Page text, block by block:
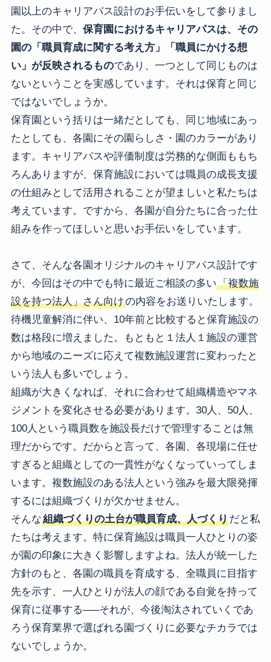
園以上のキャリアパス設計のお手伝いをして参りまし
た。その中で、 保育園におけるキャリアパスは、その
園の「職員育成に関する考え方」「職員にかける想
い」が反映されるものであり、一つとして同じものは
ないということを実感しています。それは保育と同じ
ではないでしょうか。
保育園という括りは一緒だとしても、同じ地域にあっ
たとしても、各園にその園らしさ・園のカラーがあり
ます。キャリアパスや評価制度は労務的な側面ももち
ろんありますが、保育施設においては職員の成長支援
の仕組みとして活用されることが望ましいと私たちは
考えています。ですから、各園が自分たちに合った仕
組みを作ってほしいと思いお手伝いをしています。
さて、そんな各園オリジナルのキャリアパス設計です
が、今回はその中でも特に最近ご相談の多い「複数施
設を持つ法人」さん向けの内容をお送りいたします。
待機児童解消に伴い、10年前と比較すると保育施設の
数は格段に増えました。もともと１法人１施設の運営
から地域のニーズに応えて複数施設運営に変わったと
いう法人も多いでしょう。
組織が大きくなれば、それに合わせて組織構造やマネ
ジメントを変化させる必要があります。30人、50人、
100人という職員数を施設長だけで管理することは無
理だからです。だからと言って、各園、各現場に任せ
すぎると組織としての一貫性がなくなっていってしま
います。複数施設のある法人という強みを最大限発揮
するには組織づくりが欠かせません。
そんな組織づくりの土台が職員育成、人づくりだと私
たちは考えます。特に保育施設は職員一人ひとりの姿
が園の印象に大きく影響しますよね。法人が統一した
方針のもと、各園の職員を育成する、全職員に目指す
先を示す、一人ひとりが法人の顔である自覚を持って
保育に従事する–––それが、今後淘汰されていくであ
ろう保育業界で選ばれる園づくりに必要なチカラでは
ないでしょうか。